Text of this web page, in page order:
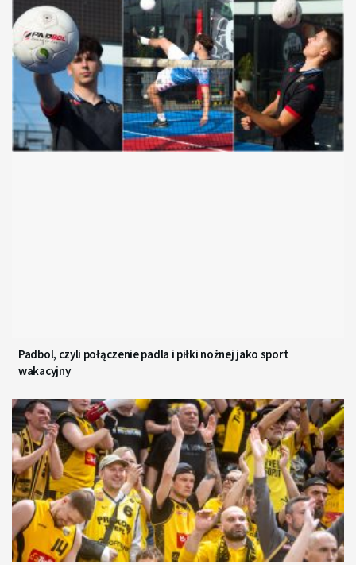
Padbol, czyli połączenie padla i piłki nożnej jako sport
wakacyjny